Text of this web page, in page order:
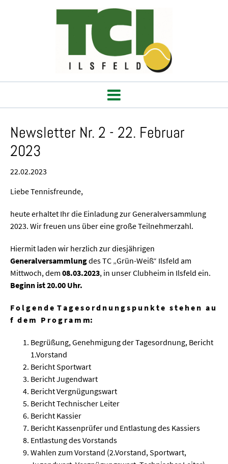
Newsletter Nr. 2 - 22. Februar
2023
22.02.2023
Liebe Tennisfreunde,
heute erhaltet Ihr die Einladung zur Generalversammlung
2023. Wir freuen uns über eine große Teilnehmerzahl.
Hiermit laden wir herzlich zur diesjährigen
Generalversammlungdes TC „Grün-Weiß“ Ilsfeld am
Mittwoch, dem 08.03.2023, in unser Clubheim in Ilsfeld ein.
Beginn ist 20.00 Uhr.
F o l g e n d e T a g e s o r d n u n g s p u n k t e s t e h e n a u
f d e m P r o g r a m m:
Begrüßung, Genehmigung der Tagesordnung, Bericht
1.Vorstand
Bericht Sportwart
Bericht Jugendwart
Bericht Vergnügungswart
Bericht Technischer Leiter
Bericht Kassier
Bericht Kassenprüfer und Entlastung des Kassiers
Entlastung des Vorstands
Wahlen zum Vorstand (2.Vorstand, Sportwart,